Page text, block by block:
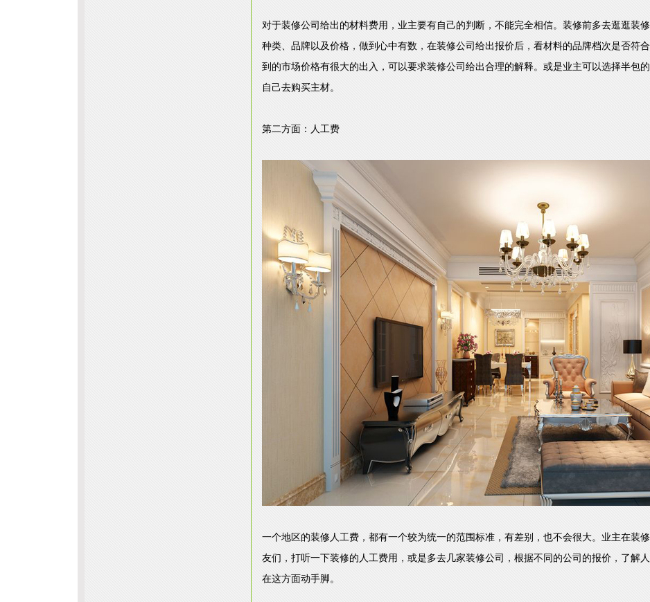
对于装修公司给出的材料费用，业主要有自己的判断，不能完全相信。装修前多去逛逛装
种类、品牌以及价格，做到心中有数，在装修公司给出报价后，看材料的品牌档次是否符
到的市场价格有很大的出入，可以要求装修公司给出合理的解释。或是业主可以选择半包
自己去购买主材。
第二方面：人工费
一个地区的装修人工费，都有一个较为统一的范围标准，有差别，也不会很大。业主在装
友们，打听一下装修的人工费用，或是多去几家装修公司，根据不同的公司的报价，了解
在这方面动手脚。